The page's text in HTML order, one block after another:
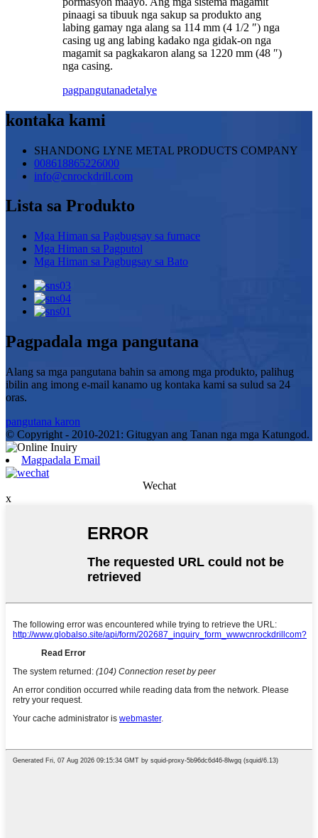
pinaagi sa tibuuk nga sakup sa produkto ang
labing gamay nga alang sa 114 mm (4 1/2 ″) nga
casing ug ang labing kadako nga gidak-on nga
magamit sa pagkakaron alang sa 1220 mm (48 ″)
nga casing.
pagpangutanadetalye
kontaka kami
SHANDONG LYNE METAL PRODUCTS COMPANY
008618865226000
info@cnrockdrill.com
Lista sa Produkto
Mga Himan sa Pagbugsay sa furnace
Mga Himan sa Pagputol
Mga Himan sa Pagbugsay sa Bato
Pagpadala mga pangutana
Alang sa mga pangutana bahin sa among mga produkto, palihug
ibilin ang imong e-mail kanamo ug kontaka kami sa sulud sa 24
oras.
pangutana karon
© Copyright - 2010-2021: Gitugyan ang Tanan nga mga Katungod.
Magpadala Email
Wechat
x